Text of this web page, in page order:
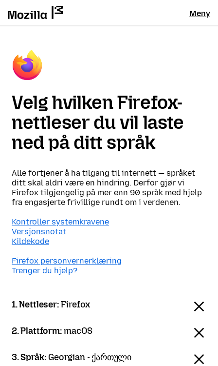
Meny
Velg hvilken Firefox-
nettleser du vil laste
ned på ditt språk
Alle fortjener å ha tilgang til internett — språket
ditt skal aldri være en hindring. Derfor gjør vi
Firefox tilgjengelig på mer enn 90 språk med hjelp
fra engasjerte frivillige rundt om i verdenen.
Kontroller systemkravene
Versjonsnotat
Kildekode
Firefox personvernerklæring
Trenger du hjelp?
1. Nettleser:Firefox
2. Plattform:macOS
3. Språk: Georgian - ქართული